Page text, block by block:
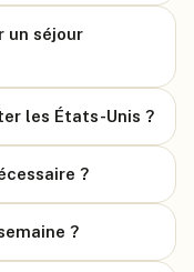
un séjour
les États-Unis ?
?
?